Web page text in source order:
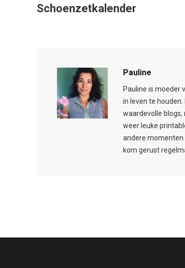
Schoenzetkalender
Pauline
Pauline is moeder
in leven te
waardevolle
weer leuke
andere momenten
kom gerust